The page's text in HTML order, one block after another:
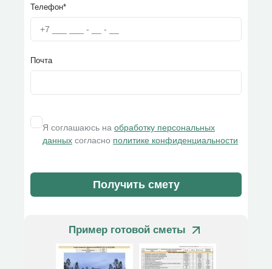
Телефон*
Почта
Я соглашаюсь наобработку персональных
данных согласно политике конфиденциальности
Получить смету
Пример готовой сметы